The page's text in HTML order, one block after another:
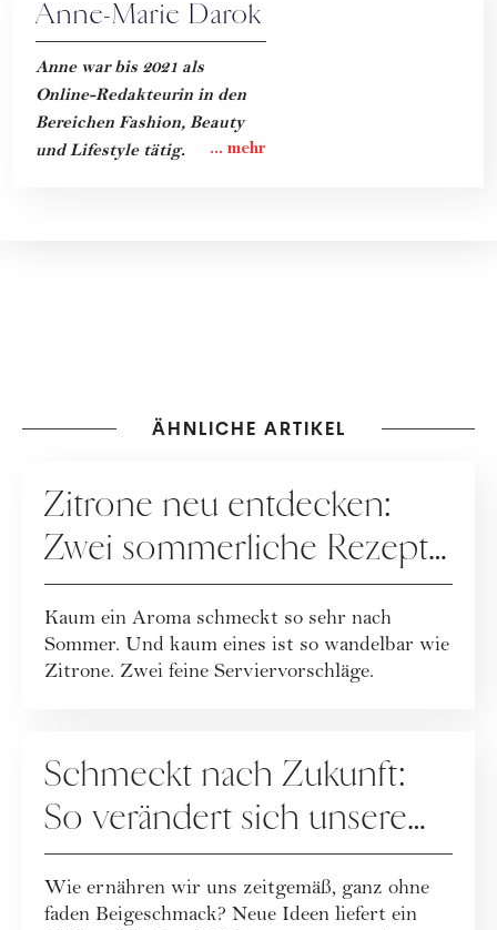
Anne-Marie Darok
Anne war bis 2021 als
Online-Redakteurin in den
Bereichen Fashion, Beauty
und Lifestyle tätig.
ÄHNLICHE ARTIKEL
Zitrone neu entdecken:
Zwei sommerliche Rezepte
mit Frischekick
Kaum ein Aroma schmeckt so sehr nach
Sommer. Und kaum eines ist so wandelbar wie
Zitrone. Zwei feine Serviervorschläge.
Schmeckt nach Zukunft:
So verändert sich unsere
Ernährung
Wie ernähren wir uns zeitgemäß, ganz ohne
faden Beigeschmack? Neue Ideen liefert ein